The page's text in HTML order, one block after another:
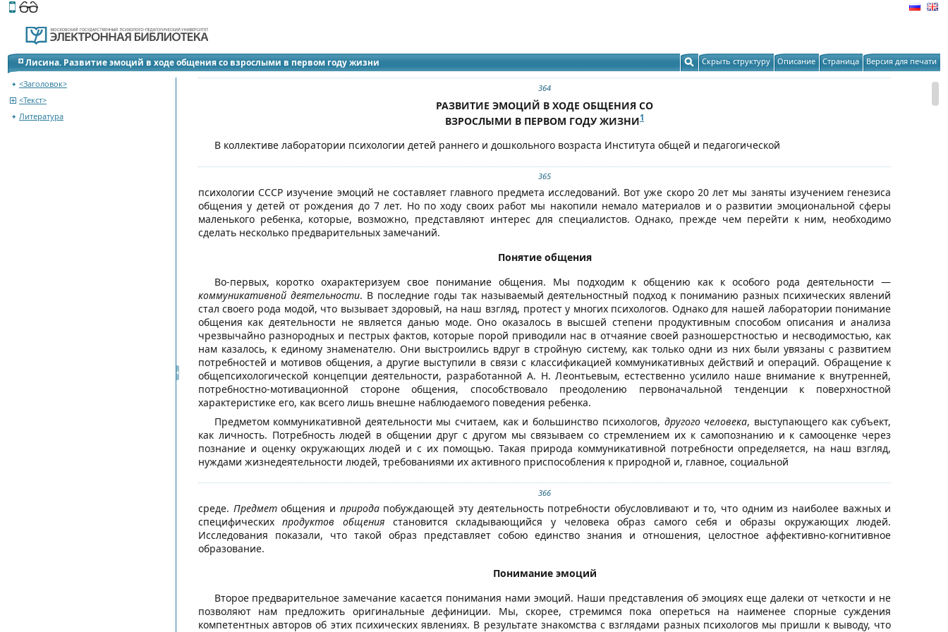
Этот сайт поддерживает
Лисина. Развитие эмоций в ходе общения со взрослыми в первом году жизни Скрыть структуру Описание Страница Версия для печати
<Заголовок>
<Текст>
Литература
Вернуться к оглавлению сборника
364
РАЗВИТИЕ ЭМОЦИЙ В ХОДЕ ОБЩЕНИЯ СО
ВЗРОСЛЫМИ В ПЕРВОМ ГОДУ ЖИЗНИ1
В коллективе лаборатории психологии детей раннего и дошкольного возраста Института общей и педагогической
365
психологии СССР изучение эмоций не составляет главного предмета исследований. Вот уже скоро 20 лет мы заняты изучением генезиса
общения у детей от рождения до 7 лет. Но по ходу своих работ мы накопили немало материалов и о развитии эмоциональной сферы
маленького ребенка, которые, возможно, представляют интерес для специалистов. Однако, прежде чем перейти к ним, необходимо
сделать несколько предварительных замечаний.
Понятие общения
Во-первых, коротко охарактеризуем свое понимание общения. Мы подходим к общению как к особого рода деятельности —
коммуникативной деятельности. В последние годы так называемый деятельностный подход к пониманию разных психических явлений
стал своего рода модой, что вызывает здоровый, на наш взгляд, протест у многих психологов. Однако для нашей лаборатории понимание
общения как деятельности не является данью моде. Оно оказалось в высшей степени продуктивным способом описания и анализа
чрезвычайно разнородных и пестрых фактов, которые порой приводили нас в отчаяние своей разношерстностью и несводимостью, как
нам казалось, к единому знаменателю. Они выстроились вдруг в стройную систему, как только одни из них были увязаны с развитием
потребностей и мотивов общения, а другие выступили в связи с классификацией коммуникативных действий и операций. Обращение к
общепсихологической концепции деятельности, разработанной А. Н. Леонтьевым, естественно усилило наше внимание к внутренней,
потребностно-мотивационной стороне общения, способствовало преодолению первоначальной тенденции к поверхностной
характеристике его, как всего лишь внешне наблюдаемого поведения ребенка.
Предметом коммуникативной деятельности мы считаем, как и большинство психологов, другого человека, выступающего как субъект,
как личность. Потребность людей в общении друг с другом мы связываем со стремлением их к самопознанию и к самооценке через
познание и оценку окружающих людей и с их помощью. Такая природа коммуникативной потребности определяется, на наш взгляд,
нуждами жизнедеятельности людей, требованиями их активного приспособления к природной и, главное, социальной
366
среде. Предметобщения и природапобуждающей эту деятельность потребности обусловливают и то, что одним из наиболее важных и
специфическихпродуктов общения становится складывающийся у человека образ самого себя и образы окружающих людей.
Исследования показали, что такой образ представляет собою единство знания и отношения, целостное аффективно-когнитивное
образование.
Понимание эмоций
Второе предварительное замечание касается понимания нами эмоций. Наши представления об эмоциях еще далеки от четкости и не
позволяют нам предложить оригинальные дефиниции. Мы, скорее, стремимся пока опереться на наименее спорные суждения
компетентных авторов об этих психических явлениях. В результате знакомства с взглядами разных психологов мы пришли к выводу, что